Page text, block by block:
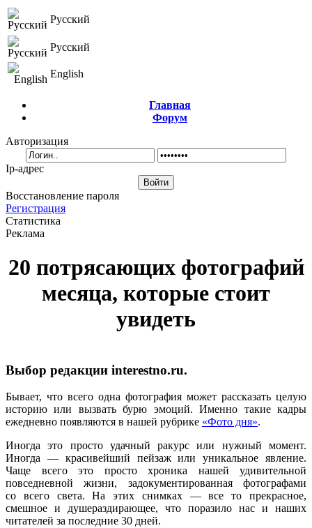
Русский
Русский
English
Главная
Форум
Авторизация
Ip-адрес
Восстановление пароля
Регистрация
Статистика
Реклама
20 потрясающих фотографий
месяца, которые стоит
увидеть
Выбор редакции interestno.ru.
Бывает, что всего одна фотография может рассказать целую
историю или вызвать бурю эмоций. Именно такие кадры
ежедневно появляются в нашей рубрике «Фото дня».
Иногда это просто удачный ракурс или нужный момент.
Иногда — красивейший пейзаж или уникальное явление.
Чаще всего это просто хроника нашей удивительной
повседневной жизни, задокументированная фотографами
со всего света. На этих снимках — все то прекрасное,
смешное и душераздирающее, что поразило наc и наших
читателей за последние 30 дней.